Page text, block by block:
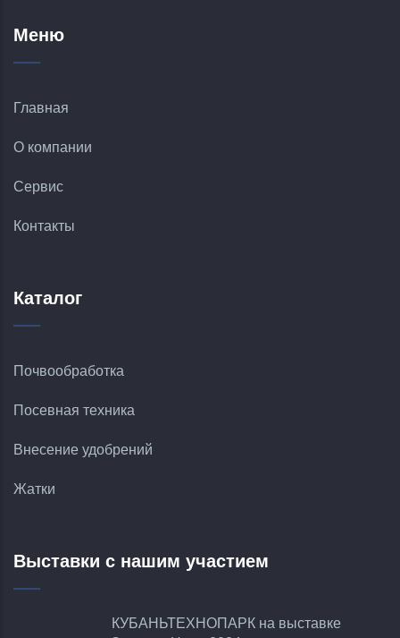
Меню
Главная
О компании
Сервис
Контакты
Каталог
Почвообработка
Посевная техника
Внесение удобрений
Жатки
Выставки с нашим участием
КУБАНЬТЕХНОПАРК на выставке